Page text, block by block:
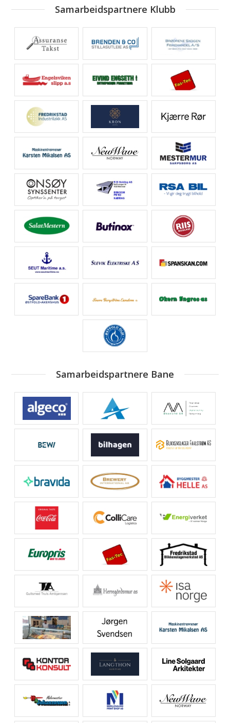
Samarbeidspartnere Klubb
Samarbeidspartnere Bane